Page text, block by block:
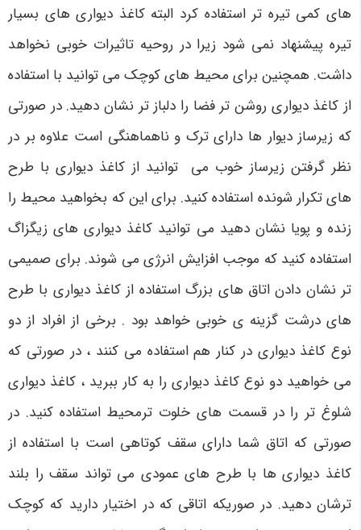
های کمی تیره تر استفاده کرد البته کاغذ دیواری های بسیار
تیره پیشنهاد نمی شود زیرا در روحیه تاثیرات خوبی نخواهد
داشت. همچنین برای محیط های کوچک می توانید با استفاده
از کاغذ دیواری روشن تر فضا را دلباز تر نشان دهید. در صورتی
که زیرساز دیوار ها دارای ترک و ناهماهنگی است علاوه بر در
نظر گرفتن زیرساز خوب می توانید از کاغذ دیواری با طرح
های تکرار شونده استفاده کنید. برای این که بخواهید محیط را
زنده و پویا نشان دهید می توانید کاغذ دیواری های زیگزاگ
استفاده کنید که موجب افزایش انرژی می شوند. برای صمیمی
تر نشان دادن اتاق های بزرگ استفاده از کاغذ دیواری با طرح
های درشت گزینه ی خوبی خواهد بود . برخی از افراد از دو
نوع کاغذ دیواری در کنار هم استفاده می کنند ، در صورتی که
می خواهید دو نوع کاغذ دیواری را به کار ببرید ، کاغذ دیواری
شلوغ تر را در قسمت های خلوت ترمحیط استفاده کنید. در
صورتی که اتاق شما دارای سقف کوتاهی است با استفاده از
کاغذ دیواری ها با طرح های عمودی می تواند سقف را بلند
ترشان دهید. در صوریکه اتاقی که در اختیار دارید که کوچک